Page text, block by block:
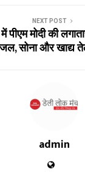
NEXT POST
मोदी की
सोना और खाद्य
admin